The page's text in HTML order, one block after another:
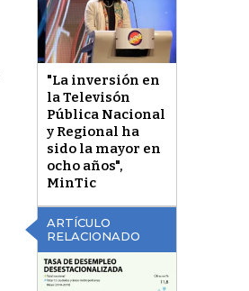
"La inversión en
la Televisón
Pública Nacional
y Regional ha
sido la mayor en
ocho años",
MinTic
ARTÍCULO
RELACIONADO